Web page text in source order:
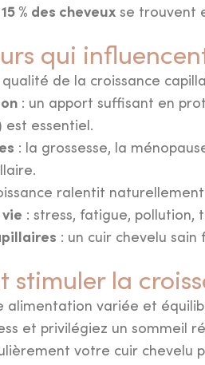
% des cheveux se trouvent
qui
de la croissance
: un apport suffisant en
est essentiel.
: la grossesse, la
ralentit
: stress, fatigue, pollution,
: un cuir chevelu
stimuler la
alimentation variée et
et privilégiez un sommeil
votre cuir chevelu